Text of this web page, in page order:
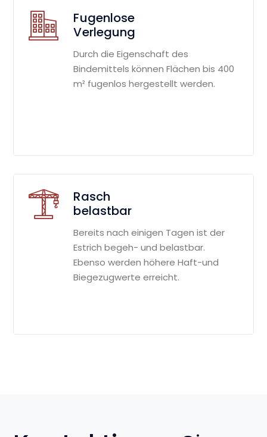
Fugenlose
Verlegung
Durch die Eigenschaft des
Bindemittels können Flächen bis 400
m² fugenlos hergestellt werden.
Rasch
belastbar
Bereits nach einigen Tagen ist der
Estrich begeh- und belastbar.
Ebenso werden höhere Haft-und
Biegezugwerte erreicht.